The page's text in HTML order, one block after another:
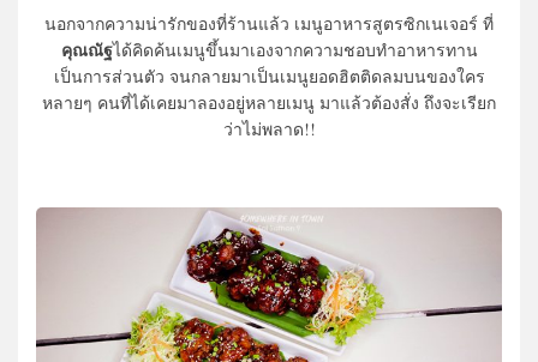
นอกจากความน่ารักของที่ร้านแล้ว เมนูอาหารสูตรซิกเนเจอร์ ที่
คุณณัฐได้คิดค้นเมนูขึ้นมาเองจากความชอบทำอาหารทาน
เป็นการส่วนตัว จนกลายมาเป็นเมนูยอดฮิตติดลมบนของใคร
หลายๆ คนที่ได้เคยมาลองอยู่หลายเมนู มาแล้วต้องสั่ง ถึงจะเรียก
ว่าไม่พลาด!!